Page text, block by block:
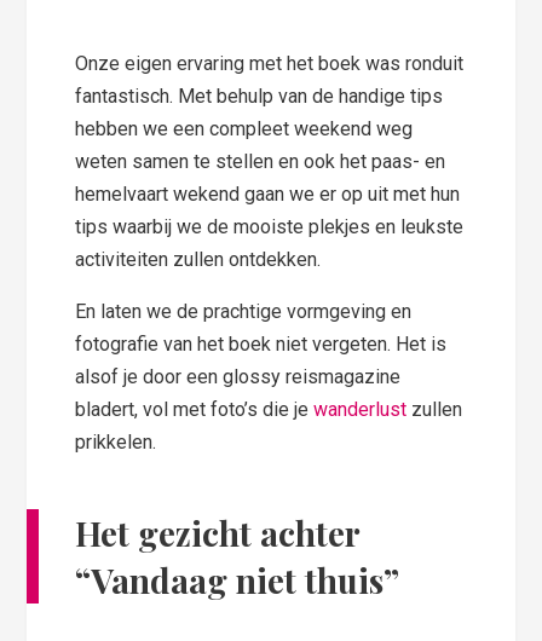
Onze eigen ervaring met het boek was ronduit
fantastisch. Met behulp van de handige tips
hebben we een compleet weekend weg
weten samen te stellen en ook het paas- en
hemelvaart wekend gaan we er op uit met hun
tips waarbij we de mooiste plekjes en leukste
activiteiten zullen ontdekken.
En laten we de prachtige vormgeving en
fotografie van het boek niet vergeten. Het is
alsof je door een glossy reismagazine
bladert, vol met foto’s die jewanderlust zullen
prikkelen.
Het gezicht achter
“Vandaag niet thuis”